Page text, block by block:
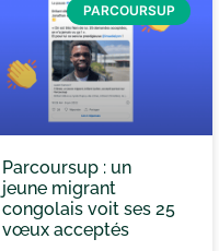
PARCOURSUP
Parcoursup : un
jeune migrant
congolais voit ses 25
vœux acceptés